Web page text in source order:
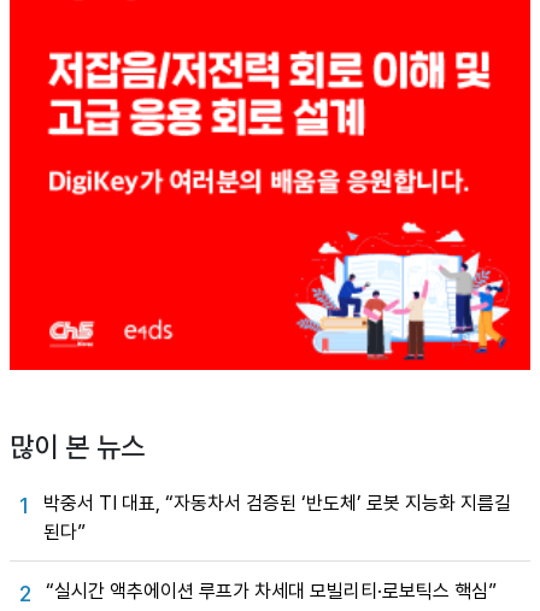
많이 본 뉴스
1
박중서 TI 대표, “자동차서 검증된 ‘반도체’ 로봇 지능화 지름길
된다”
2 “실시간 액추에이션 루프가 차세대 모빌리티·로보틱스 핵심”